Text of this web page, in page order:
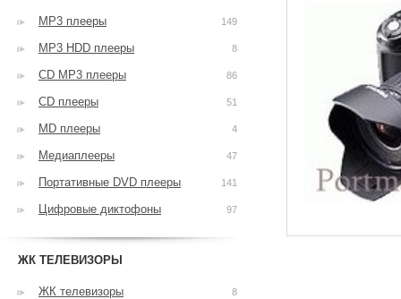
MP3 плееры 149
MP3 HDD плееры 8
CD MP3 плееры 86
CD плееры 51
MD плееры 4
Медиаплееры 47
Портативные DVD плееры 141
Цифровые диктофоны 97
ЖК ТЕЛЕВИЗОРЫ
ЖК телевизоры 8